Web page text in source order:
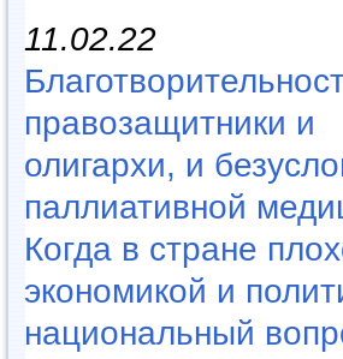
11.02.22
правозащитники и
олигархи, и
паллиативной
Когда в стране
экономикой и
национальный